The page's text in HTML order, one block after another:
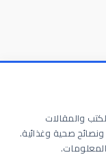
والمقالات
ونصائح صحية وغذائية.